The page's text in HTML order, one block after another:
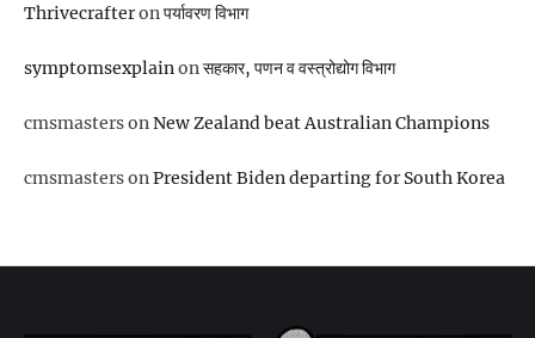
Thrivecrafteronपर्यावरण विभाग
symptomsexplainonसहकार, पणन व वस्‍त्रोद्योग विभाग
cmsmastersonNew Zealand beat Australian Champions
cmsmastersonPresident Biden departing for South Korea